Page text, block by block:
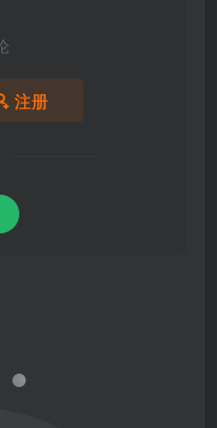
注册